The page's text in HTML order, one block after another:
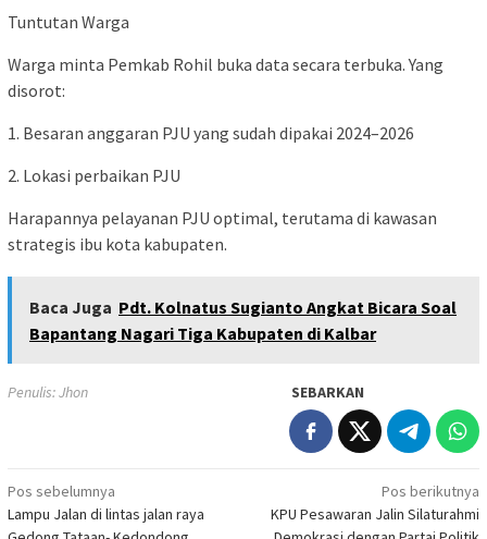
Tuntutan Warga
Warga minta Pemkab Rohil buka data secara terbuka. Yang
disorot:
1. Besaran anggaran PJU yang sudah dipakai 2024–2026
2. Lokasi perbaikan PJU
Harapannya pelayanan PJU optimal, terutama di kawasan
strategis ibu kota kabupaten.
Baca Juga Pdt. Kolnatus Sugianto Angkat Bicara Soal
Bapantang Nagari Tiga Kabupaten di Kalbar
Penulis: Jhon SEBARKAN
Navigasi
pos
Pos sebelumnya
Lampu Jalan di lintas jalan raya
Pos berikutnya
KPU Pesawaran Jalin Silaturahmi